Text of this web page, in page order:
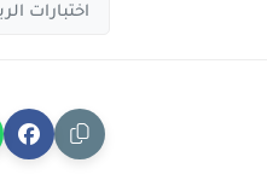
اختبارات